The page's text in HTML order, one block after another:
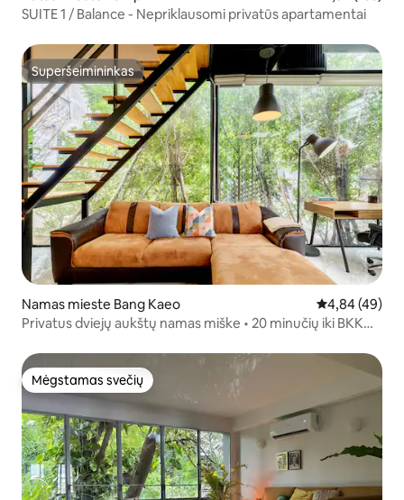
SUITE 1 / Balance - Nepriklausomi privatūs apartamentai
Superšeimininkas
Superšeimininkas
Namas mieste Bang Kaeo Vidutinis
4,84 (49)
Privatus dviejų aukštų namas miške • 20 minučių iki BKK
Mėgstamas svečių
Mėgstamas svečių